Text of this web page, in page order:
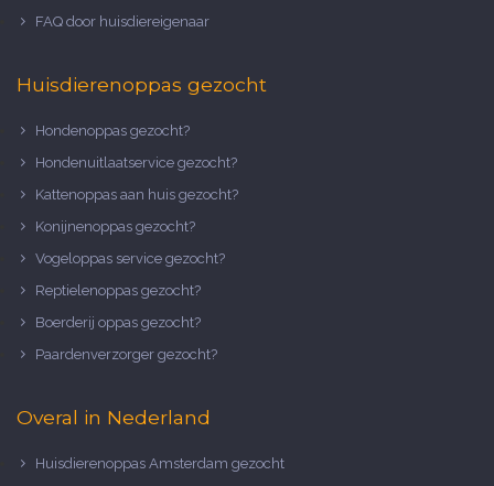
FAQ door huisdiereigenaar
Huisdierenoppas gezocht
Hondenoppas gezocht?
Hondenuitlaatservice gezocht?
Kattenoppas aan huis gezocht?
Konijnenoppas gezocht?
Vogeloppas service gezocht?
Reptielenoppas gezocht?
Boerderij oppas gezocht?
Paardenverzorger gezocht?
Overal in Nederland
Huisdierenoppas Amsterdam gezocht